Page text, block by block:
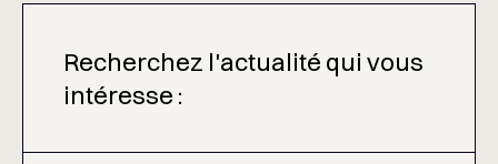
Recherchez l'actualité qui vous
intéresse :